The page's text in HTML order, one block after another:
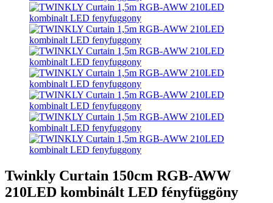
Twinkly Curtain 150cm RGB-AWW
210LED kombinált LED fényfüggöny